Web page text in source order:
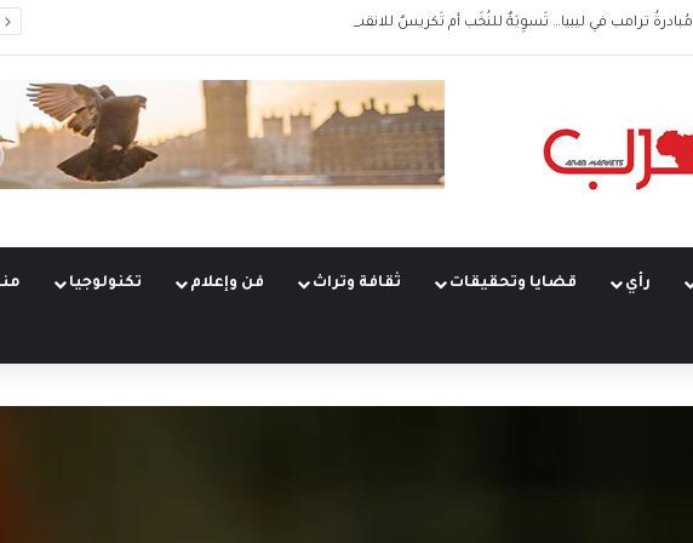
مُبادرةُ ترامب في ليبيا… تَسوِيَةٌ للنُخَب أم تَكريسٌ للانقسام؟
رأي قضايا وتحقيقات ثقافة وتراث فن وإعلام تكنولوجيا